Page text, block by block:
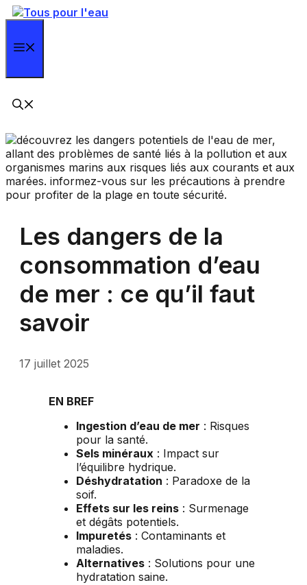
Aller
Les dangers de la
consommation d’eau
de mer : ce qu’il faut
savoir
17 juillet 2025
EN BREF
Ingestion d’eau de mer : Risques
pour la santé.
Sels minéraux : Impact sur
l’équilibre hydrique.
Déshydratation : Paradoxe de la
soif.
Effets sur les reins : Surmenage
et dégâts potentiels.
Impuretés : Contaminants et
maladies.
Alternatives : Solutions pour une
hydratation saine.